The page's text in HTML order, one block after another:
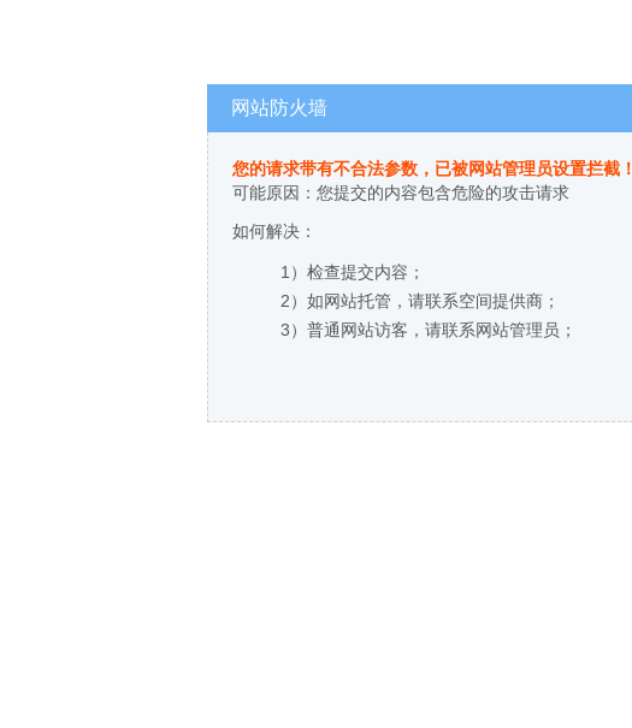
网站防火墙
您的请求带有不合法参数，已被网站管理员设置拦截！
可能原因：您提交的内容包含危险的攻击请求
如何解决：
1）检查提交内容；
2）如网站托管，请联系空间提供商；
3）普通网站访客，请联系网站管理员；